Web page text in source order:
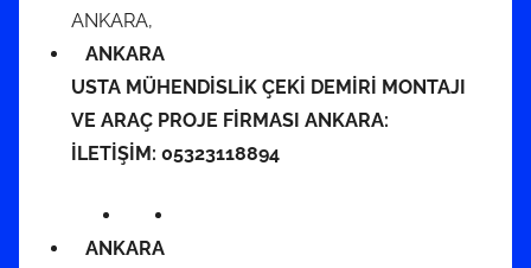
ANKARA,
ANKARA
USTA MÜHENDİSLİK ÇEKİ DEMİRİ MONTAJI
VE ARAÇ PROJE FİRMASI ANKARA:
İLETİŞİM: 05323118894
ANKARA